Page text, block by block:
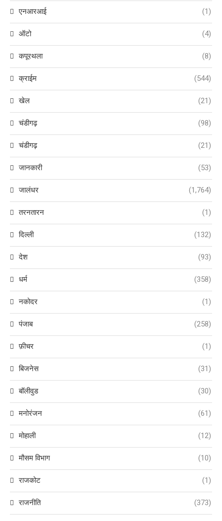
एनआरआई (1)
ऑटो (4)
कपूरथला (8)
क्राईम (544)
खेल (21)
चंडीगढ़ (98)
चंडीगढ़ (21)
जानकारी (53)
जालंधर (1,764)
तरनतारन (1)
दिल्ली (132)
देश (93)
धर्म (358)
नकोदर (1)
पंजाब (258)
फ़ीचर (1)
बिजनेस (31)
बॉलीवुड (30)
मनोरंजन (61)
मोहाली (12)
मौसम विभाग (10)
राजकोट (1)
राजनीति (373)